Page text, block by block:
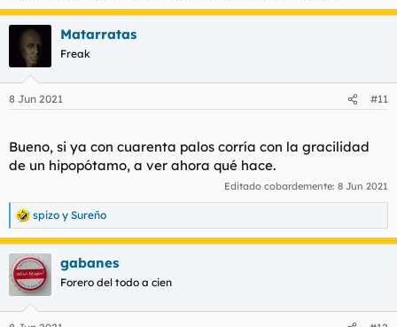
Matarratas
Freak
8 Jun 2021 #11
Bueno, si ya con cuarenta palos corría con la gracilidad
de un hipopótamo, a ver ahora qué hace.
Editado cobardemente: 8 Jun 2021
R
e
a
c
c
i
spizo y Sureño
gabanes
Forero del todo a cien